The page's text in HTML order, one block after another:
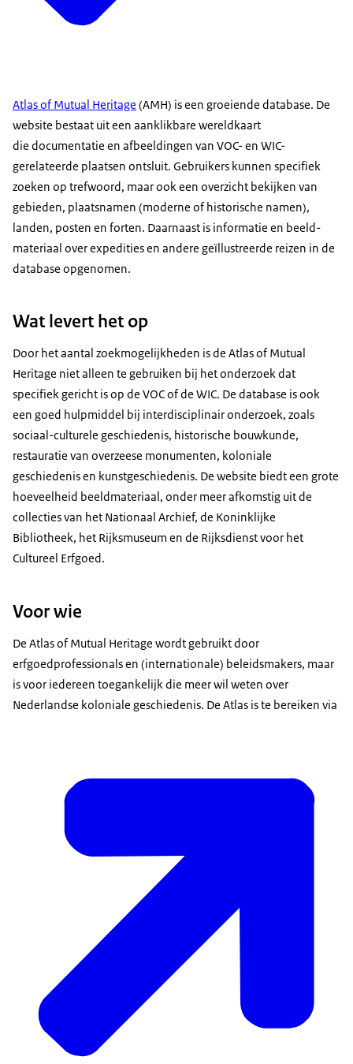
Atlas of Mutual Heritage (AMH) is een groeiende database. De
website bestaat uit een aanklikbare wereldkaart
die documentatie en afbeeldingen van VOC- en WIC-
gerelateerde plaatsen ontsluit. Gebruikers kunnen specifiek
zoeken op trefwoord, maar ook een overzicht bekijken van
gebieden, plaatsnamen (moderne of historische namen),
landen, posten en forten. Daarnaast is informatie en beeld­
materiaal over expedities en andere geïllustreerde reizen in de
database opgenomen.
Wat levert het op
Door het aantal zoekmogelijkheden is de Atlas of Mutual
Heritage niet alleen te gebruiken bij het onderzoek dat
specifiek gericht is op de VOC of de WIC. De database is ook
een goed hulpmiddel bij interdisciplinair onderzoek, zoals
sociaal-culturele geschiedenis, historische bouwkunde,
restauratie van overzeese monumenten, koloniale
geschiedenis en kunstgeschiedenis. De website biedt een grote
hoeveelheid beeldmateriaal, onder meer afkomstig uit de
collecties van het Nationaal Archief, de Koninklijke
Bibliotheek, het Rijksmuseum en de Rijksdienst voor het
Cultureel Erfgoed.
Voor wie
De Atlas of Mutual Heritage wordt gebruikt door
erfgoedprofessionals en (internationale) beleidsmakers, maar
is voor iedereen toegankelijk die meer wil weten over
Nederlandse koloniale geschiedenis. De Atlas is te bereiken via